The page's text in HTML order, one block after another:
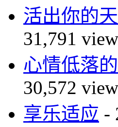
活出你的
31,791
心情低落
30,572
享乐适应 -